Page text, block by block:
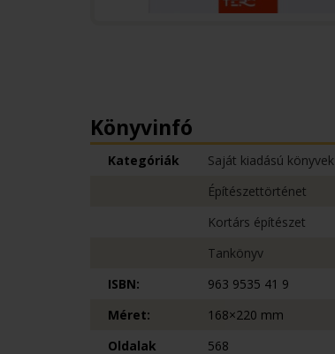
Könyvinfó
Kategóriák
Saját kiadású könyvek
Építészettörténet
Kortárs építészet
Tankönyv
ISBN:
963 9535 41 9
Méret:
168×220 mm
Oldalak
568